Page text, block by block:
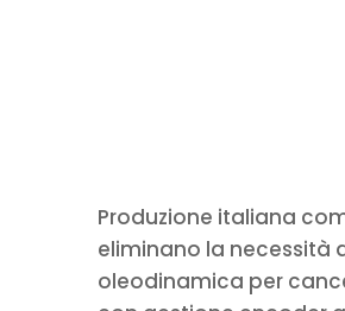
Produzione italiana
eliminano la necessità
oleodinamica per